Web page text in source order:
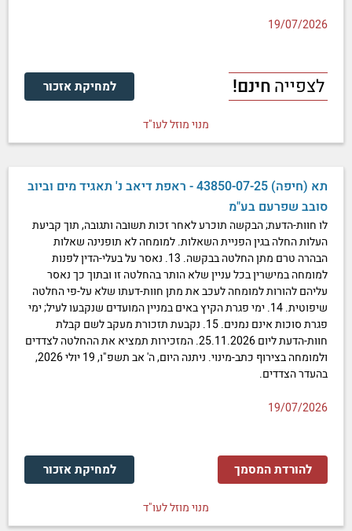
19/07/2026
לצפייה חינם! למחיקת אזכור
מנוי מוזל לעו"ד
תא (חיפה) 43850-07-25 - ראפת דיאב נ' תאגיד מים וביוב
סובב שפרעם בע"מ
לו חוות-הדעת; הבקשה תוכרע לאחר זכות תשובה ותגובה, תוך קביעת
העלות החלה בגין הפניית השאלות. למומחה לא תופנינה שאלות
הבהרה טרם מתן החלטה בבקשה. 13. נאסר על בעלי-הדין לפנות
למומחה במישרין בכל עניין שלא הותר בהחלטה זו ובתוך כך נאסר
עליהם להורות למומחה לעכב את מתן חוות-דעתו שלא על-פי החלטה
שיפוטית. 14. ימי פגרת הקיץ באים במניין המועדים שנקבעו לעיל; ימי
פגרת סוכות אינם נמנים. 15. נקבעת תזכורת מעקב לשם קבלת
חוות-הדעת ליום 25.11.2026. המזכירות תמציא את ההחלטה לצדדים
ולמומחה בצירוף כתב-מינוי. ניתנה היום, ה' אב תשפ"ו, 19 יולי 2026,
בהעדר הצדדים.
19/07/2026
להורדת המסמך למחיקת אזכור
מנוי מוזל לעו"ד